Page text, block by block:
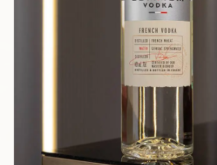
Итальянские вина
Французские вина
Испанские вина